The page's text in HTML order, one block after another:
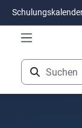
Zum Hauptinhalt